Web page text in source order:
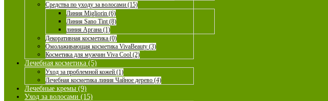
Средства по уходу за волосами (15)
Линия Migliorin (6)
Линия Sano Tint (8)
линия Аргана (1)
Декоративная косметика (0)
Омолаживающая косметика VivaBeauty (3)
Косметика для мужчин Viva Cool (2)
Лечебная косметика (5)
Уход за проблемной кожей (1)
Лечебная косметика линия Чайное дерево (4)
Лечебные кремы (9)
Уход за волосами (15)